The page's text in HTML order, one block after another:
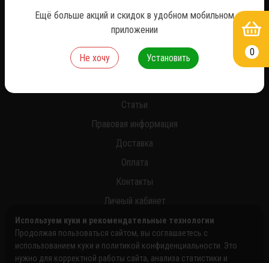
*
О нас
Статьи
Правовая информация
Доставка
Оплата
Контакты
Личный кабинет
0
Используем куки и рекомендательные технологии
Продолжая пользоваться сайтом, вы соглашаетесь с
использованием куки и политикой конфиденциальности. Это
нужно для корректной работы сайта, анализа статистики и
Ещё больше акций и скидок в удобном мобильном
приложении
Не хочу Установить